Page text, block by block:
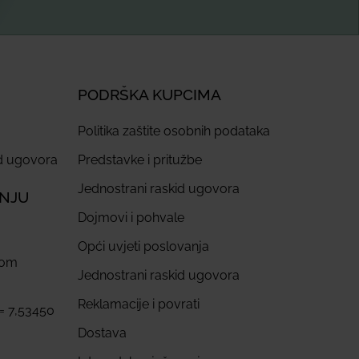
ugovora
7,53450
PODRŠKA KUPCIMA
Politika zaštite osobnih podataka
Predstavke i pritužbe
Jednostrani raskid ugovora
Dojmovi i pohvale
Opći uvjeti poslovanja
Jednostrani raskid ugovora
Reklamacije i povrati
Dostava